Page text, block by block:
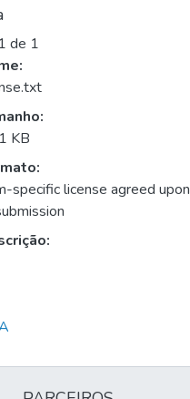
de 1
KB
specific license agreed upon